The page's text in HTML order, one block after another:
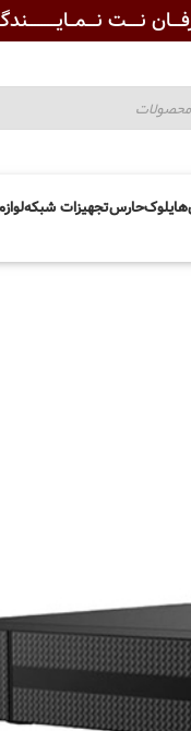
نــــت
هایلوکحارستجهیزات شبکه